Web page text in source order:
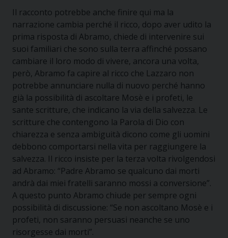
Il racconto potrebbe anche finire qui ma la
narrazione cambia perché il ricco, dopo aver udito la
prima risposta di Abramo, chiede di intervenire sui
suoi familiari che sono sulla terra affinché possano
cambiare il loro modo di vivere, ancora una volta,
però, Abramo fa capire al ricco che Lazzaro non
potrebbe annunciare nulla di nuovo perché hanno
già la possibilità di ascoltare Mosè e i profeti, le
sante scritture, che indicano la via della salvezza. Le
scritture che contengono la Parola di Dio con
chiarezza e senza ambiguità dicono come gli uomini
debbono comportarsi nella vita per raggiungere la
salvezza. Il ricco insiste per la terza volta rivolgendosi
ad Abramo: “Padre Abramo se qualcuno dai morti
andrà dai miei fratelli saranno mossi a conversione”.
A questo punto Abramo chiude per sempre ogni
possibilità di discussione: “Se non ascoltano Mosè e i
profeti, non saranno persuasi neanche se uno
risorgesse dai morti”.